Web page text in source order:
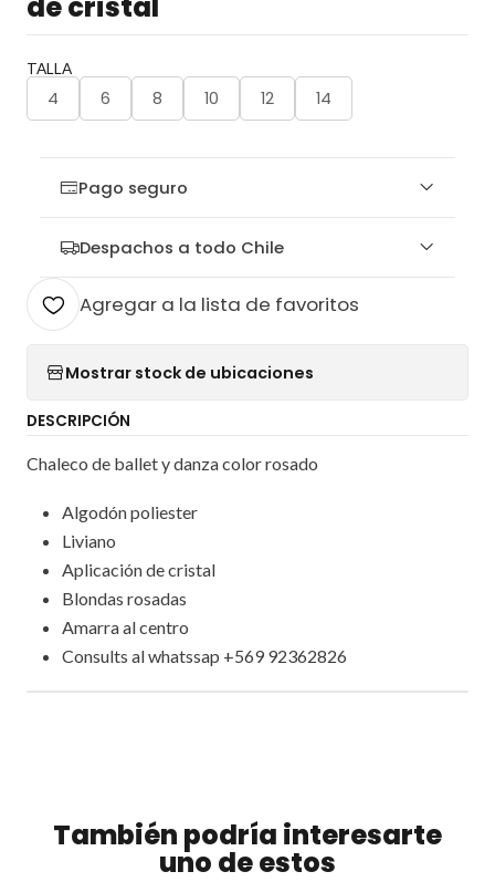
TALLA
4 6 8 10 12 14
Pago seguro
Despachos a todo Chile
Agregar a la lista de favoritos
Mostrar stock de ubicaciones
DESCRIPCIÓN
Chaleco de ballet y danza color rosado
Algodón poliester
Liviano
Aplicación de cristal
Blondas rosadas
Amarra al centro
Consults al whatssap +569 92362826
También podría interesarte
uno de estos